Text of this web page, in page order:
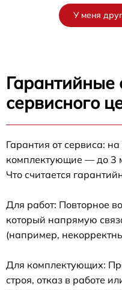
У меня
Гарантийные
сервисного
Гарантия от сервиса:
комплектующие — до 3
Что считается
Для работ: Повторное
который напрямую
(например,
Для комплектующих:
строя, отказ в работе